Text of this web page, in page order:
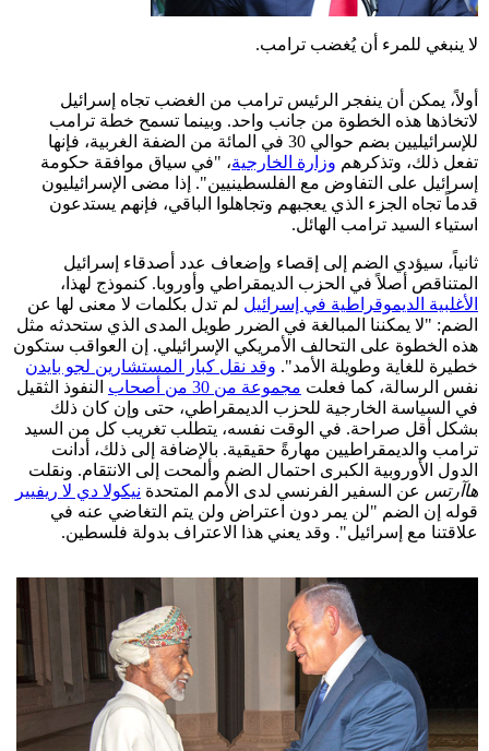
لا ينبغي للمرء أن يُغضب ترامب.
أولاً، يمكن أن ينفجر الرئيس ترامب من الغضب تجاه إسرائيل
لاتخاذها هذه الخطوة من جانب واحد. وبينما تسمح خطة ترامب
للإسرائيليين بضم حوالي 30 في المائة من الضفة الغربية، فإنها
تفعل ذلك، وتذكرهم وزارة الخارجية، "في سياق موافقة حكومة
إسرائيل على التفاوض مع الفلسطينيين". إذا مضى الإسرائيليون
قدماً تجاه الجزء الذي يعجبهم وتجاهلوا الباقي، فإنهم يستدعون
استياء السيد ترامب الهائل.
ثانياً، سيؤدي الضم إلى إقصاء وإضعاف عدد أصدقاء إسرائيل
المتناقص أصلاً في الحزب الديمقراطي وأوروبا. كنموذج لهذا،
الأغلبية الديموقراطية في إسرائيل لم تدل بكلمات لا معنى لها عن
الضم: "لا يمكننا المبالغة في الضرر طويل المدى الذي ستحدثه مثل
هذه الخطوة على التحالف الأمريكي الإسرائيلي. إن العواقب ستكون
خطيرة للغاية وطويلة الأمد". وقد نقل كبار المستشارين لجو بايدن
نفس الرسالة، كما فعلت مجموعة من 30 من أصحاب
النفوذ الثقيل
في السياسة الخارجية للحزب الديمقراطي، حتى وإن كان ذلك
بشكل أقل صراحة. في الوقت نفسه، يتطلب تغريب كل من السيد
ترامب والديمقراطيين مهارةً حقيقية. بالإضافة إلى ذلك، أدانت
الدول الأوروبية الكبرى احتمال الضم وألمحت إلى الانتقام. ونقلت
هاآرتس عن السفير الفرنسي لدى الأمم المتحدة نيكولا دي لا ريفيير
قوله إن الضم "لن يمر دون اعتراض ولن يتم التغاضي عنه في
علاقتنا مع إسرائيل". وقد يعني هذا الاعتراف بدولة فلسطين.